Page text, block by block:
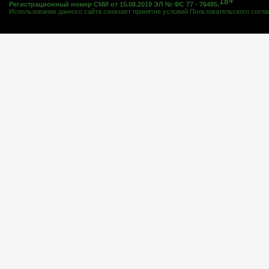
Регистрационный номер СМИ от 15.08.2019 ЭЛ № ФС 77 - 76485.
Использование данного сайта означает принятие условий Пользовательского